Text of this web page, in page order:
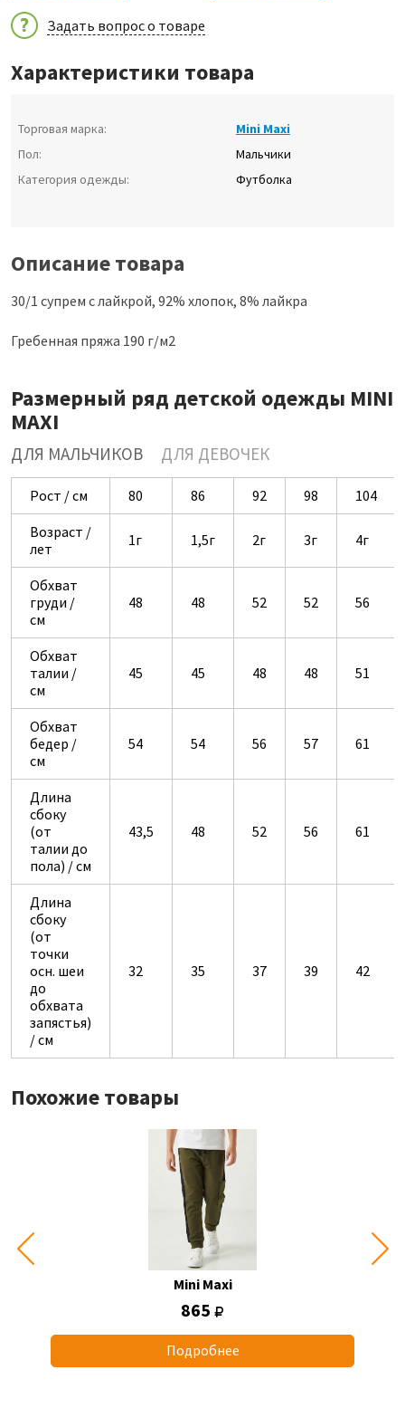
Задать вопрос о товаре
Характеристики товара
Торговая марка:
Mini Maxi
Пол:
Мальчики
Категория одежды:
Футболка
Описание товара
30/1 супрем с лайкрой, 92% хлопок, 8% лайкра
Гребенная пряжа 190 г/м2
Размерный ряд детской одежды MINI
MAXI
ДЛЯ МАЛЬЧИКОВ ДЛЯ ДЕВОЧЕК
Рост / см 80 86 92 98
104
Возраст /
лет
1г 1,5г 2г 3г 4г
Обхват
груди /
см
48 48 52 52 56
Обхват
талии /
см
45 45 48 48 51
Обхват
бедер /
см
54 54 56 57 61
Длина
сбоку
(от
талии до
пола) / см
43,5 48 52 56 61
Длина
сбоку
(от
точки
осн. шеи
до
обхвата
запястья)
/ см
32 35 37 39 42
Похожие товары
Mini Maxi
865
Подробнее